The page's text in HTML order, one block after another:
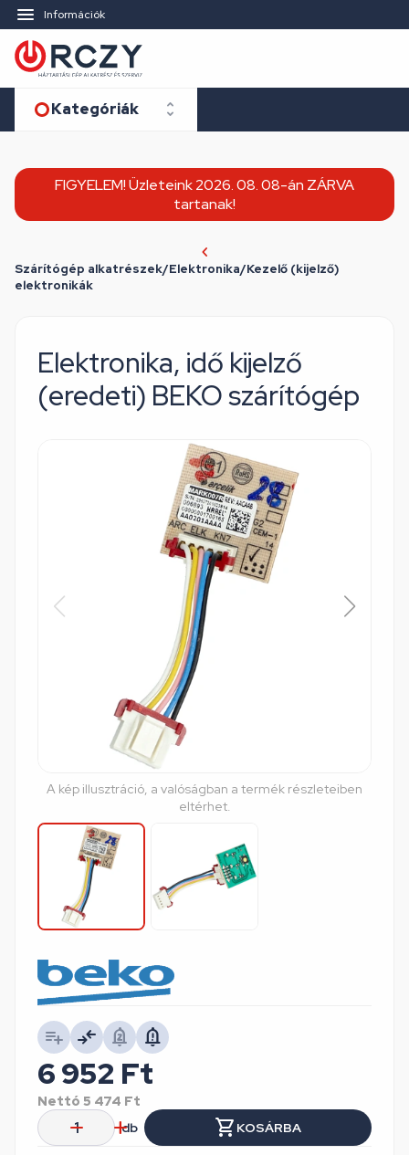
Információk
Kategóriák
FIGYELEM! Üzleteink 2026. 08. 08-án ZÁRVA
tartanak!
Szárítógép alkatrészek/Elektronika/Kezelő (kijelző)
elektronikák
Elektronika, idő kijelző
(eredeti) BEKO szárítógép
A kép illusztráció, a valóságban a termék részleteiben
eltérhet.
6 952 Ft
Nettó 5 474 Ft
db
KOSÁRBA